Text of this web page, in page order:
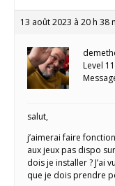
13 août 2023 à 20 h 38
Level 11
salut,
j’aimerai faire
aux jeux pas dispo
dois je installer ? J’ai
que je dois prendre